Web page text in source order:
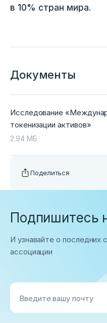
в 10% стран мира.
Документы
Исследование
токенизации активов»
2.94 МБ
Поделиться
Подпишитесь
И узнавайте о последних
ассоциации
Введите вашу почту